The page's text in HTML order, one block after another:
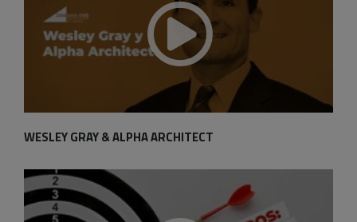
WESLEY GRAY & ALPHA ARCHITECT